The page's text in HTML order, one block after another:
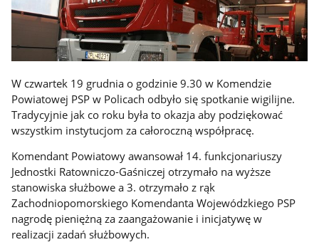
W czwartek 19 grudnia o godzinie 9.30 w Komendzie
Powiatowej PSP w Policach odbyło się spotkanie wigilijne.
Tradycyjnie jak co roku była to okazja aby podziękować
wszystkim instytucjom za całoroczną współpracę.
Komendant Powiatowy awansował 14. funkcjonariuszy
Jednostki Ratowniczo-Gaśniczej otrzymało na wyższe
stanowiska służbowe a 3. otrzymało z rąk
Zachodniopomorskiego Komendanta Wojewódzkiego PSP
nagrodę pieniężną za zaangażowanie i inicjatywę w
realizacji zadań służbowych.